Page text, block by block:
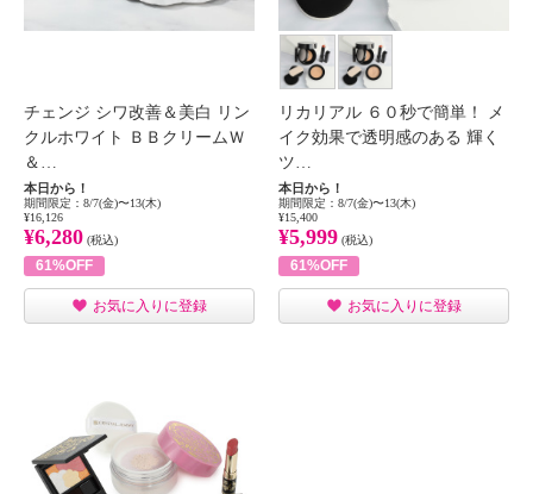
チェンジ シワ改善＆美白 リン
クルホワイト ＢＢクリームＷ
＆…
本日から！
期間限定：8/7(金)〜13(木)
¥16,126
¥6,280 (税込)
61%OFF
お気に入りに登録
リカリアル ６０秒で簡単！ メ
イク効果で透明感のある 輝く
ツ…
本日から！
期間限定：8/7(金)〜13(木)
¥15,400
¥5,999 (税込)
61%OFF
お気に入りに登録